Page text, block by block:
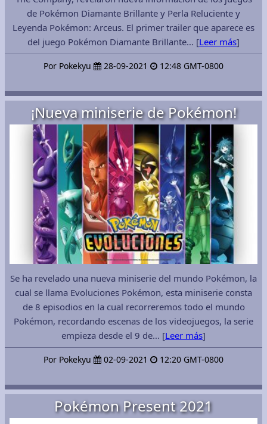
de Pokémon Diamante Brillante y Perla Reluciente y
Leyenda Pokémon: Arceus. El primer trailer que aparece es
del juego Pokémon Diamante Brillante… [Leer más]
Por Pokekyu 28-09-2021 12:48 GMT-0800
¡Nueva miniserie de Pokémon!
Se ha revelado una nueva miniserie del mundo Pokémon, la
cual se llama Evoluciones Pokémon, esta miniserie consta
de 8 episodios en la cual recorreremos todo el mundo
Pokémon, recordando escenas de los videojuegos, la serie
empieza desde el 9 de… [Leer más]
Por Pokekyu 02-09-2021 12:20 GMT-0800
Pokémon Present 2021